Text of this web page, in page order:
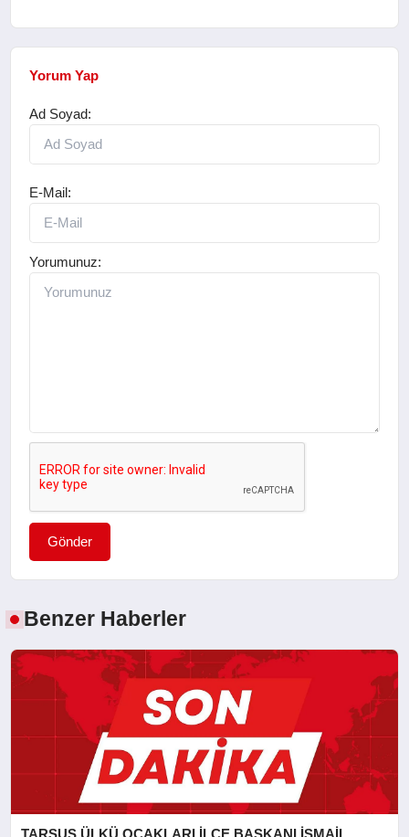
Yorum Yap
Ad Soyad:
E-Mail:
Yorumunuz:
Gönder
Benzer Haberler
TARSUS ÜLKÜ OCAKLARI İLÇE BAŞKANI İSMAİL